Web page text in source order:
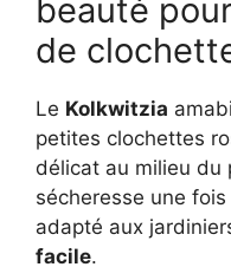
beauté
de
Le Kolkwitzia
petites clochettes
délicat au milieu du
sécheresse une
adapté aux
facile.